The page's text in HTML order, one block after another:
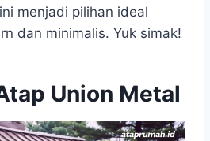
menjadi pilihan ideal
dan minimalis. Yuk simak!
Union Metal